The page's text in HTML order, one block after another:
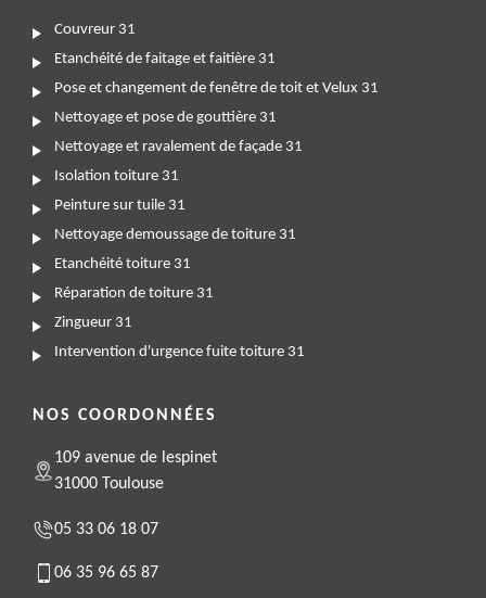
Couvreur 31
Etanchéité de faitage et faitière 31
Pose et changement de fenêtre de toit et Velux 31
Nettoyage et pose de gouttière 31
Nettoyage et ravalement de façade 31
Isolation toiture 31
Peinture sur tuile 31
Nettoyage demoussage de toiture 31
Etanchéité toiture 31
Réparation de toiture 31
Zingueur 31
Intervention d'urgence fuite toiture 31
NOS COORDONNÉES
109 avenue de lespinet
31000 Toulouse
05 33 06 18 07
06 35 96 65 87